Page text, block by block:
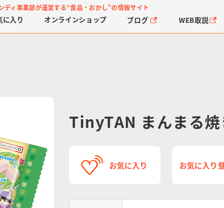
ディ事業部が運営する“食品・おかし”の情報サイト
・ス
ーズ
に入り オンラインショップ ブログ WEB取説
TinyTAN まんまる焼
お気に入り お気に入り